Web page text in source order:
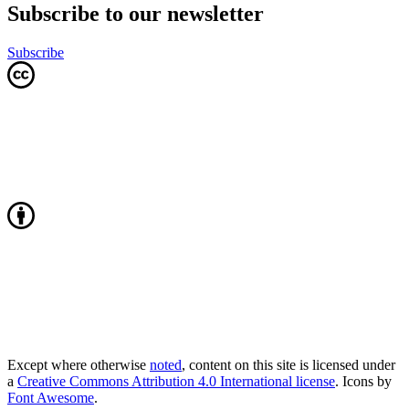
Subscribe to our newsletter
Subscribe
Except where otherwise noted, content on this site is licensed under
a Creative Commons Attribution 4.0 International license. Icons by
Font Awesome.